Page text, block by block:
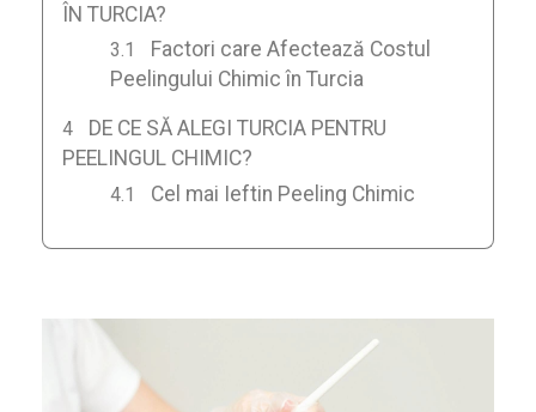
ÎN TURCIA?
Factori care Afectează Costul
Peelingului Chimic în Turcia
DE CE SĂ ALEGI TURCIA PENTRU
PEELINGUL CHIMIC?
Cel mai Ieftin Peeling Chimic